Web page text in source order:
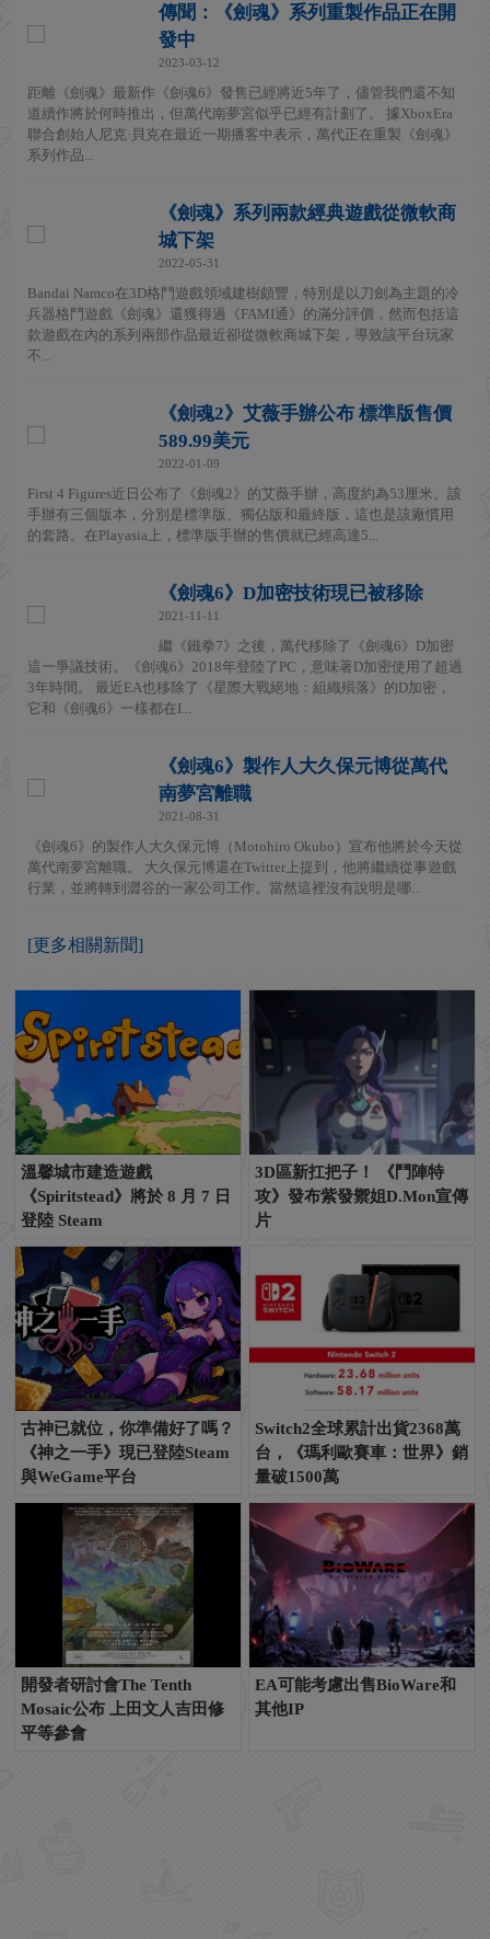
傳聞：《劍魂》系列重製作品正在開
發中
2023-03-12
距離《劍魂》最新作《劍魂6》發售已經將近5年了，儘管我們還不知
道續作將於何時推出，但萬代南夢宮似乎已經有計劃了。 據XboxEra
聯合創始人尼克·貝克在最近一期播客中表示，萬代正在重製《劍魂》
系列作品...
《劍魂》系列兩款經典遊戲從微軟商
城下架
2022-05-31
Bandai Namco在3D格鬥遊戲領域建樹頗豐，特別是以刀劍為主題的冷
兵器格鬥遊戲《劍魂》還獲得過《FAMI通》的滿分評價，然而包括這
款遊戲在內的系列兩部作品最近卻從微軟商城下架，導致該平台玩家
不...
《劍魂2》艾薇手辦公布 標準版售價
589.99美元
2022-01-09
First 4 Figures近日公布了《劍魂2》的艾薇手辦，高度約為53厘米。該
手辦有三個版本，分別是標準版、獨佔版和最終版，這也是該廠慣用
的套路。在Playasia上，標準版手辦的售價就已經高達5...
《劍魂6》D加密技術現已被移除
2021-11-11
繼《鐵拳7》之後，萬代移除了《劍魂6》D加密
這一爭議技術。《劍魂6》2018年登陸了PC，意味著D加密使用了超過
3年時間。 最近EA也移除了《星際大戰絕地：組織殞落》的D加密，
它和《劍魂6》一樣都在I...
《劍魂6》製作人大久保元博從萬代
南夢宮離職
2021-08-31
《劍魂6》的製作人大久保元博（Motohiro Okubo）宣布他將於今天從
萬代南夢宮離職。 大久保元博還在Twitter上提到，他將繼續從事遊戲
行業，並將轉到澀谷的一家公司工作。當然這裡沒有說明是哪...
[更多相關新聞]
溫馨城市建造遊戲
《Spiritstead》將於 8 月 7 日
登陸 Steam
3D區新扛把子！ 《鬥陣特
攻》發布紫發禦姐D.Mon宣傳
片
古神已就位，你準備好了嗎？
《神之一手》現已登陸Steam
與WeGame平台
Switch2全球累計出貨2368萬
台，《瑪利歐賽車：世界》銷
量破1500萬
開發者研討會The Tenth
Mosaic公布 上田文人吉田修
平等參會
EA可能考慮出售BioWare和
其他IP